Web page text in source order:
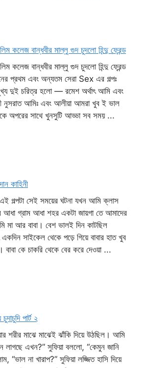
কলেজ বান্ধবীর মাল্লু গুদ চুদলো হিন্দু ফ্রেন্ড
কলেজ বান্ধবীর মাল্লু গুদ চুদলো হিন্দু ফ্রেন্ড
প্রথম এবং অন্যতম সেরা Sex এর গল্পঃ
দুই চরিত্র হলো — রমেশ অর্থাৎ আমি এবং
নুসরাত আমিঃ এবং আলীয়া আমরা খুব ই ভাল
অপরের সাথে খুনসুটি আড্ডা সব সময় ...
কাহিনী
এই গল্পটা সেই সময়ের ঘটনা যখন আমি ক্লাস
আধা গ্রাম আধা শহর একটা জায়গা তে আমাদের
মা আর বাবা। বেশ ভালই দিন কাটছিল
সাইকেল থেকে পড়ে গিয়ে বাবার হাত খুব
বাবা কে চাকরি থেকে বের করে দেওয়া ...
পার্ট ২
শরীর মাঝে মাঝেই ঝাঁকি দিয়ে উঠছিল। আমি
লাগছে এখন?” সুফিয়া বললো, “কেমুন জানি
“ভাল না খারাপ?” সুফিয়া লজ্জিত হাসি দিয়ে